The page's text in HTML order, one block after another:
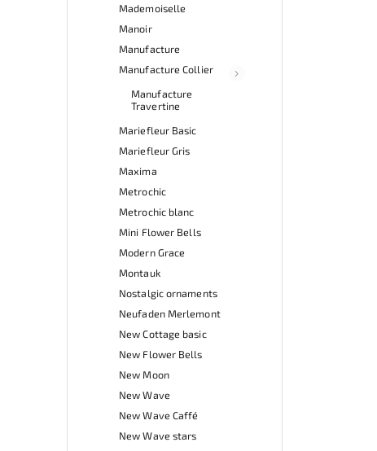
Mademoiselle
Manoir
Manufacture
Manufacture Collier
Manufacture
Travertine
Mariefleur Basic
Mariefleur Gris
Maxima
Metrochic
Metrochic blanc
Mini Flower Bells
Modern Grace
Montauk
Nostalgic ornaments
Neufaden Merlemont
New Cottage basic
New Flower Bells
New Moon
New Wave
New Wave Caffé
New Wave stars